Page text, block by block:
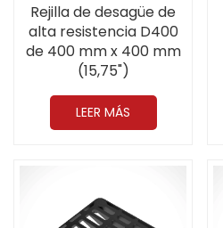
Rejilla de desagüe de
alta resistencia D400
de 400 mm x 400 mm
(15,75")
LEER MÁS